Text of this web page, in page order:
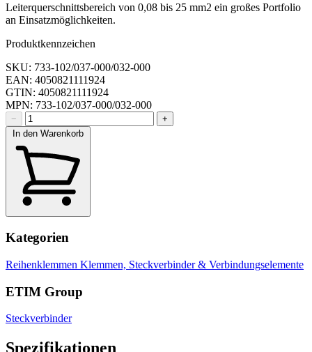
Leiterquerschnittsbereich von 0,08 bis 25 mm2 ein großes Portfolio
an Einsatzmöglichkeiten.
Produktkennzeichen
SKU: 733-102/037-000/032-000
EAN: 4050821111924
GTIN: 4050821111924
MPN: 733-102/037-000/032-000
−
+
In den Warenkorb
Kategorien
Reihenklemmen Klemmen, Steckverbinder & Verbindungselemente
ETIM Group
Steckverbinder
Spezifikationen